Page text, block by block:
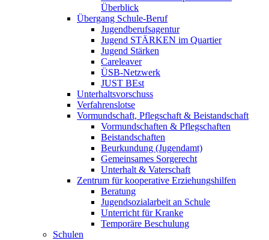
Überblick
Übergang Schule-Beruf
Jugendberufsagentur
Jugend STÄRKEN im Quartier
Jugend Stärken
Careleaver
ÜSB-Netzwerk
JUST BEst
Unterhaltsvorschuss
Verfahrenslotse
Vormundschaft, Pflegschaft & Beistandschaft
Vormundschaften & Pflegschaften
Beistandschaften
Beurkundung (Jugendamt)
Gemeinsames Sorgerecht
Unterhalt & Vaterschaft
Zentrum für kooperative Erziehungshilfen
Beratung
Jugendsozialarbeit an Schule
Unterricht für Kranke
Temporäre Beschulung
Schulen